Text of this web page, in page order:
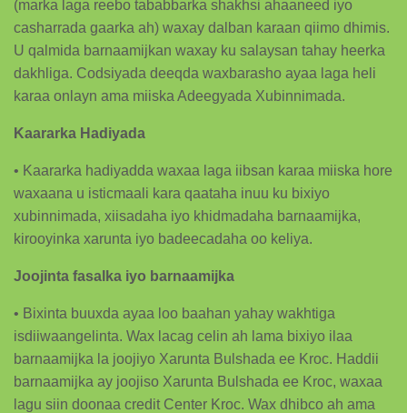
(marka laga reebo tababbarka shakhsi ahaaneed iyo
casharrada gaarka ah) waxay dalban karaan qiimo dhimis.
U qalmida barnaamijkan waxay ku salaysan tahay heerka
dakhliga. Codsiyada deeqda waxbarasho ayaa laga heli
karaa onlayn ama miiska Adeegyada Xubinnimada.
Kaararka Hadiyada
• Kaararka hadiyadda waxaa laga iibsan karaa miiska hore
waxaana u isticmaali kara qaataha inuu ku bixiyo
xubinnimada, xiisadaha iyo khidmadaha barnaamijka,
kirooyinka xarunta iyo badeecadaha oo keliya.
Joojinta fasalka iyo barnaamijka
• Bixinta buuxda ayaa loo baahan yahay wakhtiga
isdiiwaangelinta. Wax lacag celin ah lama bixiyo ilaa
barnaamijka la joojiyo Xarunta Bulshada ee Kroc. Haddii
barnaamijka ay joojiso Xarunta Bulshada ee Kroc, waxaa
lagu siin doonaa credit Center Kroc. Wax dhibco ah ama